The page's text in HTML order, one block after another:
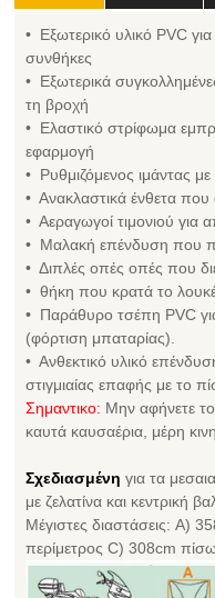
• Εξωτερικό υλικό PVC
συνθήκες
• Εξωτερικά
τη βροχή
• Ελαστικό στρίφωμα
εφαρμογή
• Ρυθμιζόμενος ιμάντας
• Ανακλαστικά ένθετα
• Αεραγωγοί τιμονιού
• Μαλακή επένδυση που
• Διπλές οπές οπές που
• θήκη που κρατά το
• Παράθυρο τσέπη PVC
(φόρτιση μπαταρίας).
• Ανθεκτικό υλικό
στιγμιαίας επαφής με το
Σημαντικο: Μην αφήνετε
καυτά καυσαέρια, μέρη
Σχεδιασμένηγια τα
με ζελατίνα και κεντρική
Μέγιστες διαστάσεις: A)
περίμετρος C) 308cm